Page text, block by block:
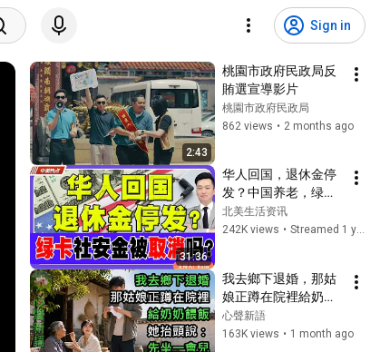
Sign in
2:43
桃園市政府民政局反
賄選宣導影片
桃園市政府民政局
862 views • 2 months ago
31:36
华人回国，退休金停
发？中国养老，绿卡
社安金会被取消吗？
《中美热点》 第469
北美生活资讯
242K views • Streamed 1 year ago
我去鄉下退婚，那姑
娘正蹲在院裡給奶奶
餵飯，她抬頭說：先
坐一會兒，我默默把
心聲新語
163K views • 1 month ago